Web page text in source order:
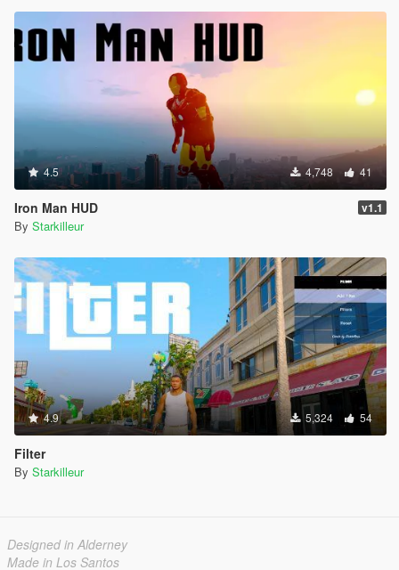
4.5 4,748 41
Iron Man HUD v1.1
By Starkilleur
4.9 5,324 54
Filter
By Starkilleur
Designed in Alderney
Made in Los Santos